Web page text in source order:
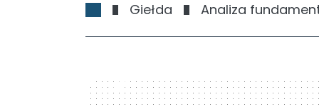
Giełda Analiza
728 x 90